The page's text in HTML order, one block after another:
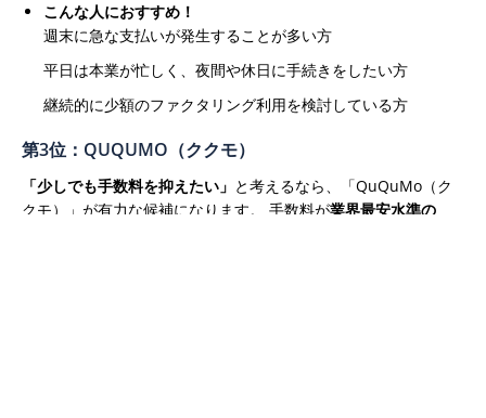
こんな人におすすめ！
週末に急な支払いが発生することが多い方
平日は本業が忙しく、夜間や休日に手続きをしたい方
継続的に少額のファクタリング利用を検討している方
第3位：QUQUMO（ククモ）
「少しでも手数料を抑えたい」 と考えるなら、「QuQuMo（ク
クモ）」が有力な候補になります。
手数料が業界最安水準の